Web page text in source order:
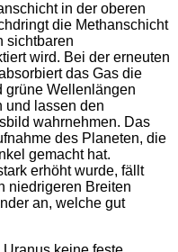
in der oberen
die Methanschicht
sichtbaren
wird. Bei der erneuten
das Gas die
grüne Wellenlängen
und lassen den
wahrnehmen. Das
des Planeten, die
gemacht hat.
erhöht wurde, fällt
niedrigeren Breiten
an, welche gut